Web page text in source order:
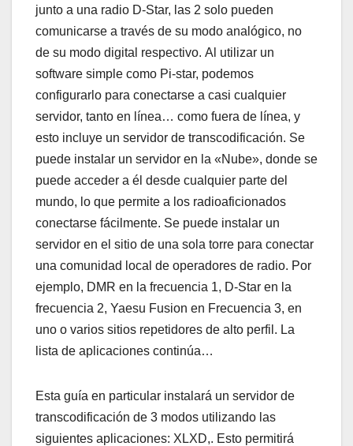
junto a una radio D-Star, las 2 solo pueden
comunicarse a través de su modo analógico, no
de su modo digital respectivo. Al utilizar un
software simple como Pi-star, podemos
configurarlo para conectarse a casi cualquier
servidor, tanto en línea… como fuera de línea, y
esto incluye un servidor de transcodificación. Se
puede instalar un servidor en la «Nube», donde se
puede acceder a él desde cualquier parte del
mundo, lo que permite a los radioaficionados
conectarse fácilmente. Se puede instalar un
servidor en el sitio de una sola torre para conectar
una comunidad local de operadores de radio. Por
ejemplo, DMR en la frecuencia 1, D-Star en la
frecuencia 2, Yaesu Fusion en Frecuencia 3, en
uno o varios sitios repetidores de alto perfil. La
lista de aplicaciones continúa…
Esta guía en particular instalará un servidor de
transcodificación de 3 modos utilizando las
siguientes aplicaciones: XLXD,. Esto permitirá